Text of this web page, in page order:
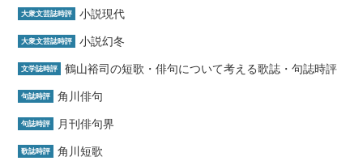
大衆文芸誌時評 小説現代
大衆文芸誌時評 小説幻冬
文学誌時評 鶴山裕司の短歌・俳句について考える歌誌・句誌時評
句誌時評 角川俳句
句誌時評 月刊俳句界
歌誌時評 角川短歌